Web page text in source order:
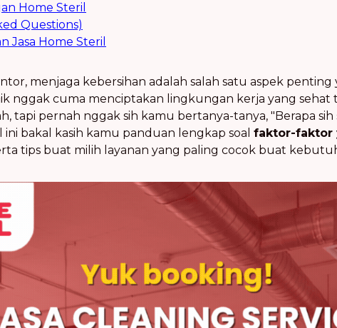
Home Steril
Questions)
Jasa Home Steril
menjaga kebersihan adalah salah satu aspek
nggak cuma menciptakan lingkungan kerja yang
tapi pernah nggak sih kamu bertanya-tanya, "Berapa sih
bakal kasih kamu panduan lengkap soal faktor-faktor
tips buat milih layanan yang paling cocok buat